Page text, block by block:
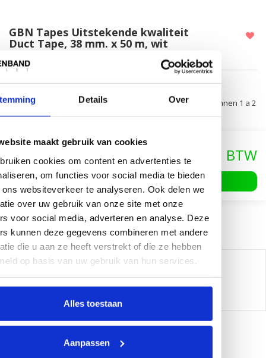
Details Over
maakt gebruik van cookies
cookies om content en advertenties te
om functies voor social media te bieden
ons websiteverkeer te analyseren. Ook delen we
over uw gebruik van onze site met onze
voor social media, adverteren en analyse. Deze
kunnen deze gegevens combineren met andere
die u aan ze heeft verstrekt of die ze hebben
op basis van uw gebruik van hun services.
Alles toestaan
Aanpassen
GBN Tapes Uitstekende kwaliteit
Duct Tape, 38 mm. x 50 m, wit
Nog niet gewaardeerd Schrijf je eigen review
Artikelnummer:
lmdt/38/50/wt_FP
Levertijd:
Levering uit voorraad binnen 1 a 2
€13,75 €7,95
In winkelwagen
Delen: